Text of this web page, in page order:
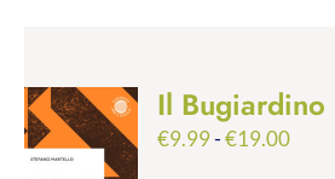
Il Bugiardino
€9.99-€19.00Fascia